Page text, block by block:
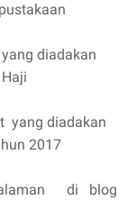
diadakan
yang diadakan
2017
di blog